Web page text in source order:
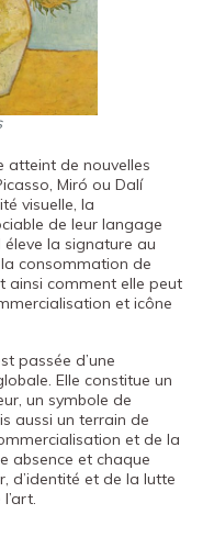
atteint de nouvelles
Miró ou Dalí
visuelle, la
de leur langage
la signature au
consommation de
ainsi comment elle peut
et icône
passée d’une
Elle constitue un
un symbole de
aussi un terrain de
et de la
absence et chaque
d’identité et de la lutte